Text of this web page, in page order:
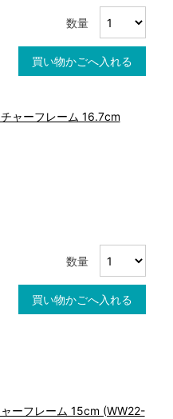
数量
買い物かごへ入れる
ャーフレーム 16.7cm
数量
買い物かごへ入れる
ーフレーム 15cm (WW22-